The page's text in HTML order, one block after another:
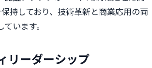
持しており、技術革新と商業応用の両
います。
リーダーシップ